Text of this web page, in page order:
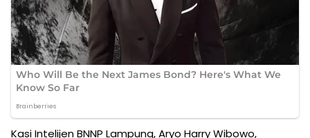
Kasi Intelijen BNNP Lampung, Aryo Harry Wibowo,